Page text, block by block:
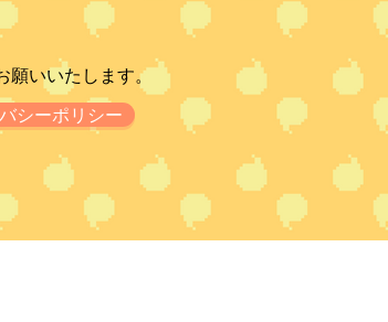
願いいたします。
シーポリシー